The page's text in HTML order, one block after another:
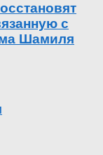
с
Шамиля